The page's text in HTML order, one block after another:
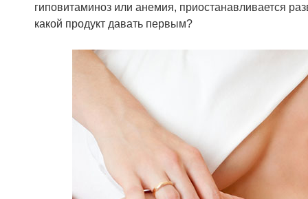
гиповитаминоз или анемия, приостанавливается
какой продукт давать первым?